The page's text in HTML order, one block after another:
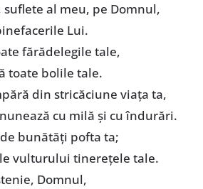
suflete al meu, pe Domnul,
Lui.
fărădelegile tale,
toate bolile tale.
din stricăciune viața ta,
cu milă și cu îndurări.
bunătăți pofta ta;
vulturului tinerețele tale.
Domnul,